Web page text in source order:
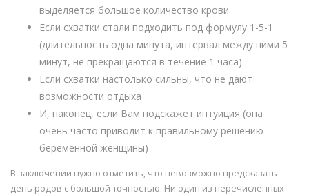
выделяется большое количество крови
Если схватки стали подходить под формулу 1-5-1
(длительность одна минута, интервал между ними 5
минут, не прекращаются в течение 1 часа)
Если схватки настолько сильны, что не дают
возможности отдыха
И, наконец, если Вам подскажет интуиция (она
очень часто приводит к правильному решению
беременной женщины)
В заключении нужно отметить, что невозможно предсказать
день родов с большой точностью. Ни один из перечисленных